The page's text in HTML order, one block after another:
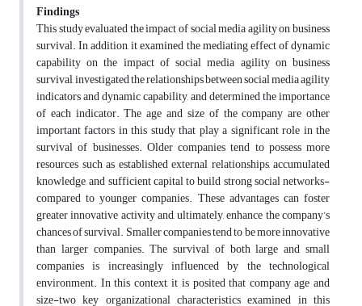
Findings
This study evaluated the impact of social media agility on business
survival. In addition, it examined the mediating effect of dynamic
capability on the impact of social media agility on business
survival, investigated the relationships between social media agility
indicators and dynamic capability, and determined the importance
of each indicator. The age and size of the company are other
important factors in this study that play a significant role in the
survival of businesses. Older companies tend to possess more
resources such as established external relationships, accumulated
knowledge, and sufficient capital to build strong social networks-
compared to younger companies. These advantages can foster
greater innovative activity and, ultimately, enhance the company’s
chances of survival. Smaller companies tend to be more innovative
than larger companies. The survival of both large and small
companies is increasingly influenced by the technological
environment. In this context, it is posited that company age and
size-two key organizational characteristics examined in this